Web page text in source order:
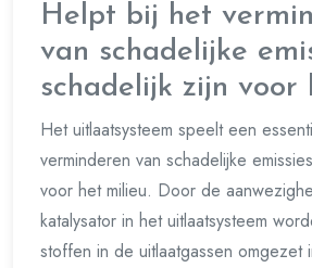
Helpt bij het
van schadelijke
schadelijk zijn voor
Het uitlaatsysteem speelt een
verminderen van schadelijke
voor het milieu. Door de
katalysator in het uitlaatsysteem
stoffen in de uitlaatgassen omgezet